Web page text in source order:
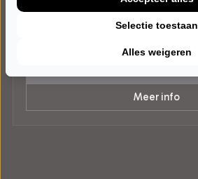
Parkstad Limburg Theaters NV
Meer info
Alles weigeren
Selectie toestaan